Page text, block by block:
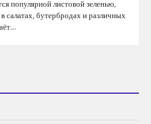
популярной листовой зеленью,
салатах, бутербродах и различных